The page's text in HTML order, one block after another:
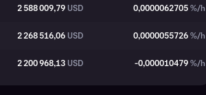
2 588 009,79 USD 0,0000062705%/h
2 268 516,06 USD 0,0000055726%/h
2 200 968,13 USD -0,000010479%/h